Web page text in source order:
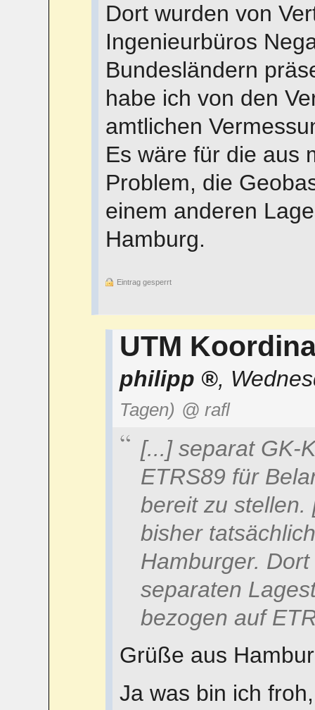
Dort wurden von
Ingenieurbüros
Bundesländern
habe ich von den
amtlichen
Es wäre für die aus
Problem, die
einem anderen
Hamburg.
Eintrag gesperrt
UTM
philipp ,
Tagen) @ rafl
[...] separat GK-
ETRS89 für
bereit zu stellen.
bisher
Hamburger.
separaten
bezogen auf
Grüße aus
Ja was bin ich